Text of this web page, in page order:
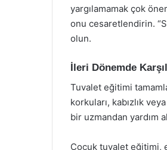
yargılamamak çok
onu cesaretlendirin.
olun.
İleri Dönemde
Tuvalet eğitimi
korkuları, kabızlık
bir uzmandan yardım
Çocuk tuvalet eğitimi,